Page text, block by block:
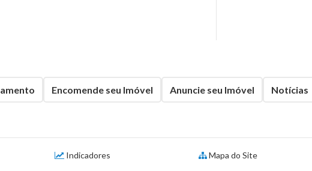
Encomende seu Imóvel Anuncie seu Imóvel Notícias
Indicadores Mapa do Site